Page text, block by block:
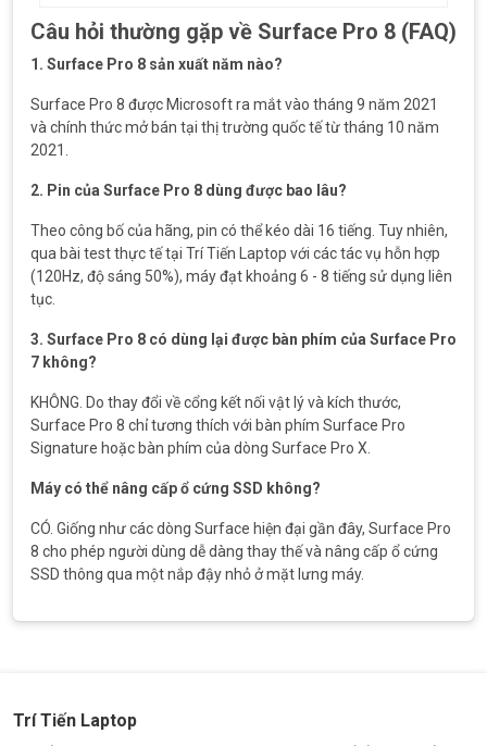
Câu hỏi thường gặp về Surface Pro 8 (FAQ)
1. Surface Pro 8 sản xuất năm nào?
Surface Pro 8 được Microsoft ra mắt vào tháng 9 năm 2021
và chính thức mở bán tại thị trường quốc tế từ tháng 10 năm
2021.
2. Pin của Surface Pro 8 dùng được bao lâu?
Theo công bố của hãng, pin có thể kéo dài 16 tiếng. Tuy nhiên,
qua bài test thực tế tại Trí Tiến Laptop với các tác vụ hỗn hợp
(120Hz, độ sáng 50%), máy đạt khoảng 6 - 8 tiếng sử dụng liên
tục.
3. Surface Pro 8 có dùng lại được bàn phím của Surface Pro
7 không?
KHÔNG. Do thay đổi về cổng kết nối vật lý và kích thước,
Surface Pro 8 chỉ tương thích với bàn phím Surface Pro
Signature hoặc bàn phím của dòng Surface Pro X.
Máy có thể nâng cấp ổ cứng SSD không?
CÓ. Giống như các dòng Surface hiện đại gần đây, Surface Pro
8 cho phép người dùng dễ dàng thay thế và nâng cấp ổ cứng
SSD thông qua một nắp đậy nhỏ ở mặt lưng máy.
Trí Tiến Laptop